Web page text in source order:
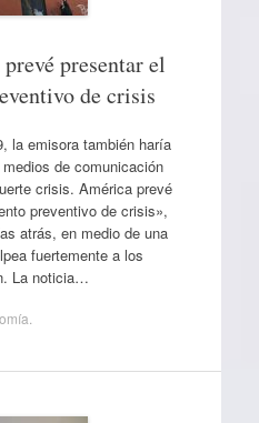
presentar el
de crisis
la emisora también haría
de comunicación
crisis. América prevé
preventivo de crisis»,
atrás, en medio de una
fuertemente a los
La noticia…